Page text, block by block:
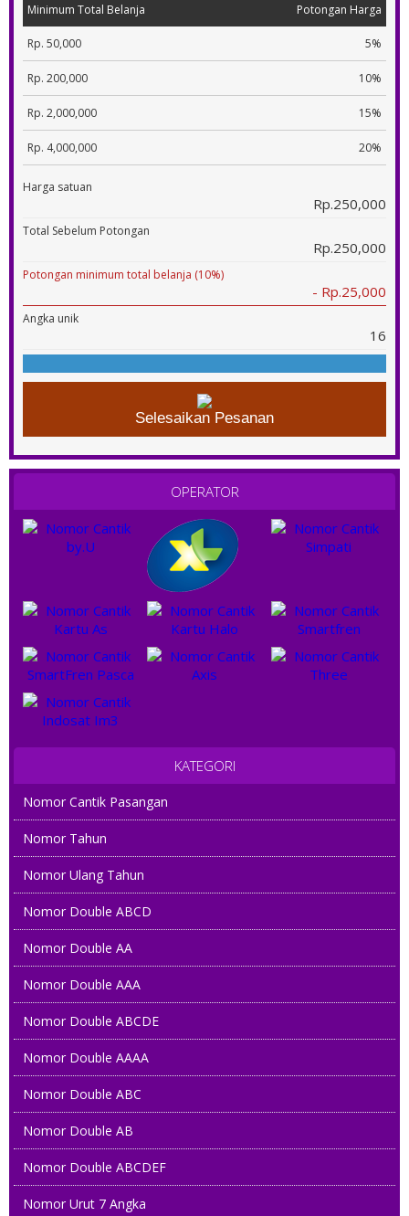
OPERATOR
KATEGORI
Nomor Cantik Pasangan
Nomor Tahun
Nomor Ulang Tahun
Nomor Double ABCD
Nomor Double AA
Nomor Double AAA
Nomor Double ABCDE
Nomor Double AAAA
Nomor Double ABC
Nomor Double AB
Nomor Double ABCDEF
Nomor Urut 7 Angka
Minimum Total Belanja Potongan Harga
Rp. 50,000 5%
Rp. 200,000 10%
Rp. 2,000,000 15%
Rp. 4,000,000 20%
Harga satuan
Rp.250,000
Total Sebelum Potongan
Rp.250,000
Potongan minimum total belanja (10%)
- Rp.25,000
Angka unik
16
Selesaikan Pesanan